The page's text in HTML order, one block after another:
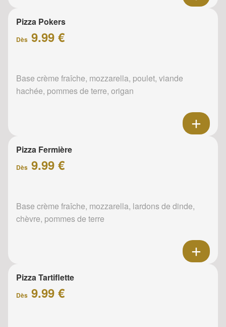
Pizza Pokers
Dès 9.99 €
Base crème fraîche, mozzarella, poulet, viande
hachée, pommes de terre, origan
Pizza Fermière
Dès 9.99 €
Base crème fraîche, mozzarella, lardons de dinde,
chèvre, pommes de terre
Pizza Tartiflette
Dès 9.99 €